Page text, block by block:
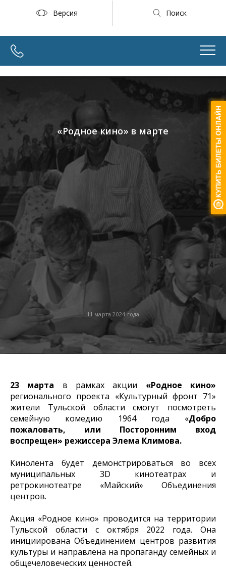
Версия Поиск
11 марта 2024 года
«Родное кино» в марте
23 марта в рамках акции «Родное кино»
регионального проекта «Культурный фронт 71»
жители Тульской области смогут посмотреть
семейную комедию 1964 года «Добро
пожаловать, или Посторонним вход
воспрещен» режиссера Элема Климова.
Кинолента будет демонстрироваться во всех
муниципальных 3D кинотеатрах и
ретрокинотеатре «Майский» Объединения
центров.
Акция «Родное кино» проводится на территории
Тульской области с октября 2022 года. Она
инициирована Объединением центров развития
культуры и направлена на пропаганду семейных и
общечеловеческих ценностей.